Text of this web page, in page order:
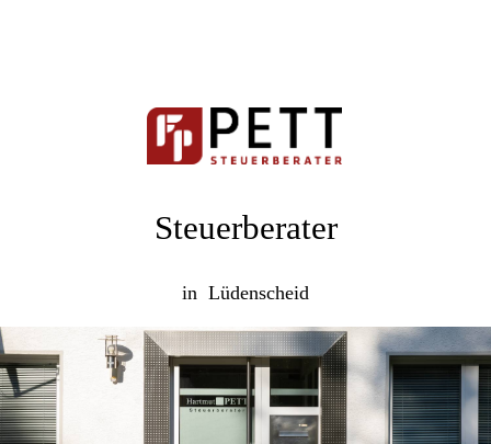
Steuerberater
in Lüdenscheid